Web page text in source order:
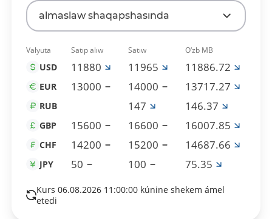
almaslaw shaqapshasında
Valyuta Satıp alıw Satıw O‘zb MB
USD 11880 11965 11886.72
EUR 13000 14000 13717.27
RUB 147 146.37
GBP 15600 16600 16007.85
CHF 14200 15200 14687.66
JPY 50 100 75.35
Kurs 06.08.2026 11:00:00 kúnine shekem ámel
etedi